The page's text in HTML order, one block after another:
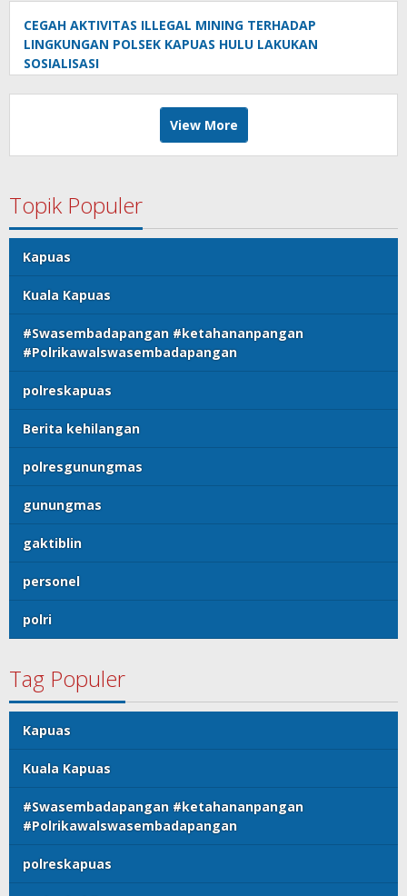
CEGAH AKTIVITAS ILLEGAL MINING TERHADAP
LINGKUNGAN POLSEK KAPUAS HULU LAKUKAN
SOSIALISASI
View More
Topik Populer
Kapuas
Kuala Kapuas
#Swasembadapangan #ketahananpangan
#Polrikawalswasembadapangan
polreskapuas
Berita kehilangan
polresgunungmas
gunungmas
gaktiblin
personel
polri
Tag Populer
Kapuas
Kuala Kapuas
#Swasembadapangan #ketahananpangan
#Polrikawalswasembadapangan
polreskapuas